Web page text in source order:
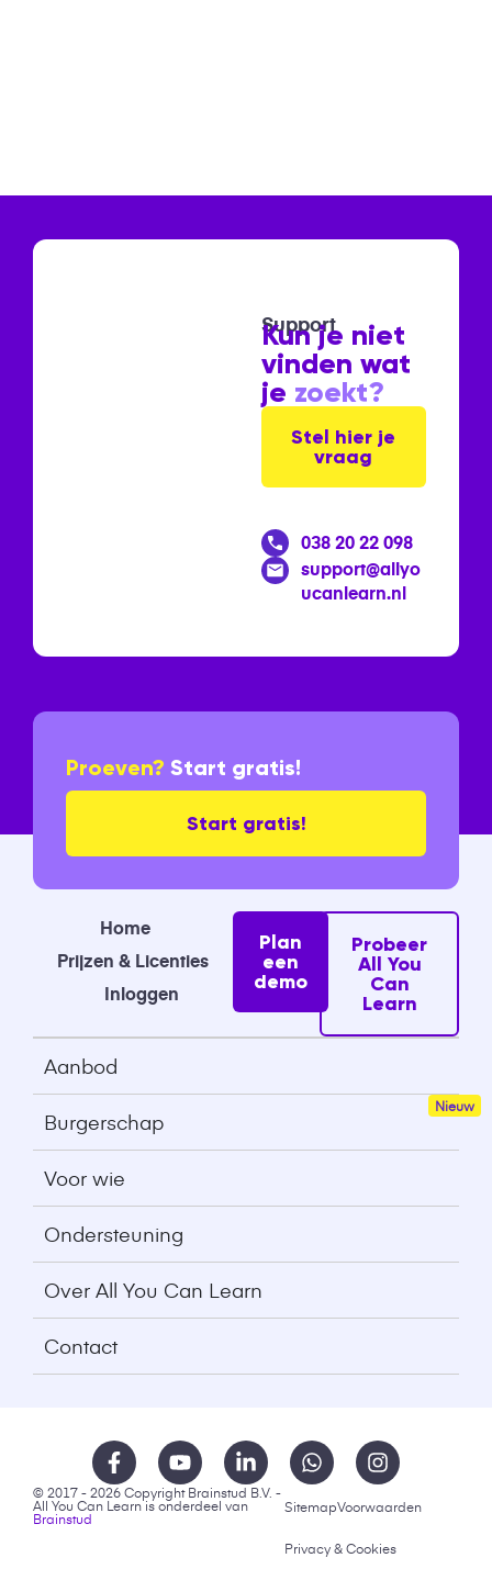
Support
Kun je niet
vinden wat
je zoekt?
Stel hier je
vraag
038 20 22 098
support@allyo
ucanlearn.nl
Proeven? Start gratis!
Start gratis!
Home
Prijzen & Licenties
Inloggen
Plan
een
demo
Probeer
All You
Can
Learn
Aanbod
Burgerschap
Voor wie
Ondersteuning
Over All You Can Learn
Contact
© 2017 - 2026 Copyright Brainstud B.V. -
All You Can Learn is onderdeel van
Brainstud
SitemapVoorwaarden
Privacy & Cookies